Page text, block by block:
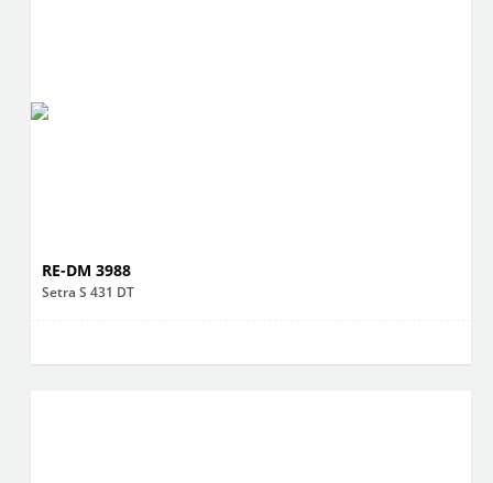
RE-DM 3988
Setra S 431 DT